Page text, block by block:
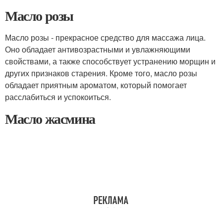
Масло розы
Масло розы - прекрасное средство для массажа лица.
Оно обладает антивозрастными и увлажняющими
свойствами, а также способствует устранению морщин и
других признаков старения. Кроме того, масло розы
обладает приятным ароматом, который помогает
расслабиться и успокоиться.
Масло жасмина